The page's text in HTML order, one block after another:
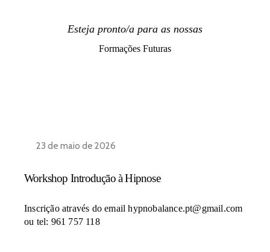
Esteja pronto/a para as nossas
Formações Futuras
23 de maio de 2026
Workshop Introdução à Hipnose
Inscrição através do email hypnobalance.pt@gmail.com
ou tel: 961 757 118